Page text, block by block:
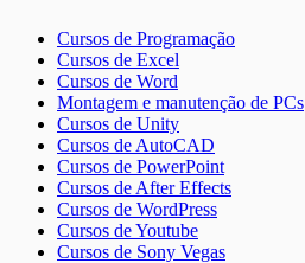
Cursos de Programação
Cursos de Excel
Cursos de Word
Montagem e manutenção de PCs
Cursos de Unity
Cursos de AutoCAD
Cursos de PowerPoint
Cursos de After Effects
Cursos de WordPress
Cursos de Youtube
Cursos de Sony Vegas